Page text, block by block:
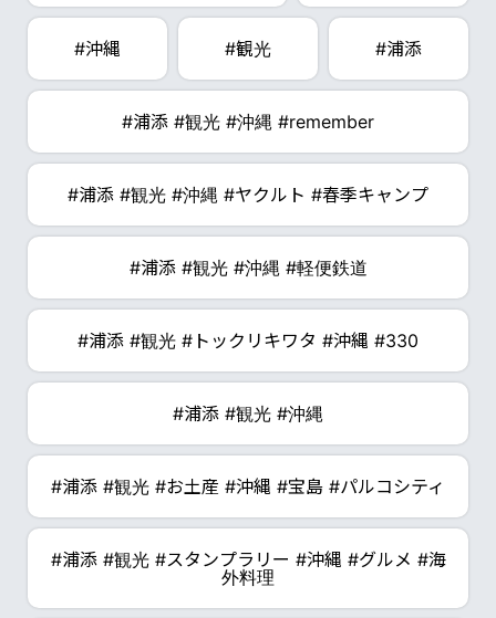
#沖縄 #観光 #浦添
#浦添 #観光 #沖縄 #remember
#浦添 #観光 #沖縄 #ヤクルト #春季キャンプ
#浦添 #観光 #沖縄 #軽便鉄道
#浦添 #観光 #トックリキワタ #沖縄 #330
#浦添 #観光 #沖縄
#浦添 #観光 #お土産 #沖縄 #宝島 #パルコシティ
#浦添 #観光 #スタンプラリー #沖縄 #グルメ #海
外料理